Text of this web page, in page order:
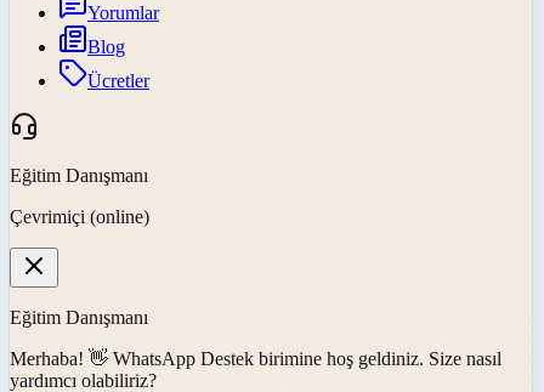
Yorumlar
Blog
Ücretler
Eğitim Danışmanı
Çevrimiçi (online)
Eğitim Danışmanı
Merhaba! 👋 WhatsApp Destek birimine hoş geldiniz. Size nasıl
yardımcı olabiliriz?